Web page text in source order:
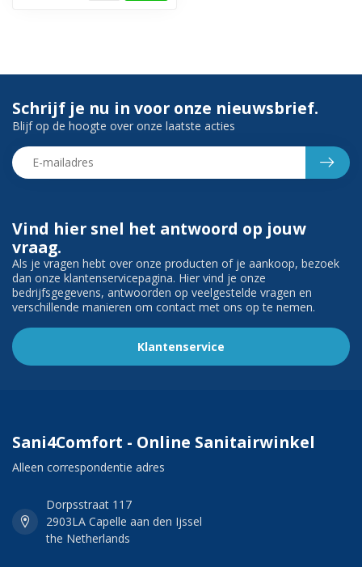
Vind hier snel het antwoord op jouw
vraag.
Als je vragen hebt over onze producten of je aankoop, bezoek
dan onze klantenservicepagina. Hier vind je onze
bedrijfsgegevens, antwoorden op veelgestelde vragen en
verschillende manieren om contact met ons op te nemen.
Klantenservice
Schrijf je nu in voor onze nieuwsbrief.
Blijf op de hoogte over onze laatste acties
Sani4Comfort - Online Sanitairwinkel
Alleen correspondentie adres
Dorpsstraat 117
2903LA Capelle aan den Ijssel
the Netherlands